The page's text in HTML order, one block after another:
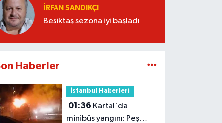
İRFAN SANDIKÇI
Beşiktaş sezona iyi başladı
Haberler
İstanbul Haberleri
01:36
minibüs yangını: Peş